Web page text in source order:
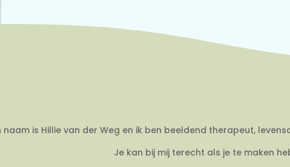
naam is Hillie van der Weg en ik ben beeldend therapeut,
Je kan bij mij terecht als je te maken